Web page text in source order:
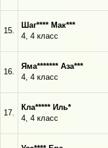
15.
Шаг**** Мак***
4, 4 класс
16.
Яма******* Аза***
4, 4 класс
17.
Кла***** Иль*
4, 4 класс